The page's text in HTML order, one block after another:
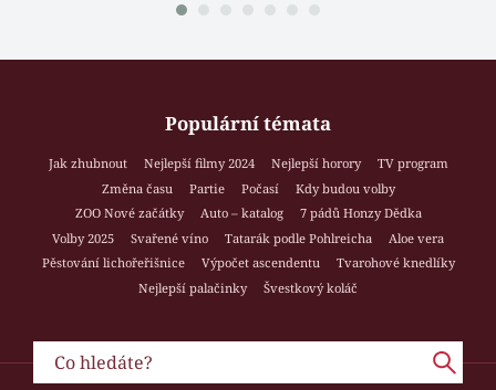
Populární témata
Jak zhubnout Nejlepší filmy 2024 Nejlepší horory
TV program
Změna času
Partie Počasí
Kdy budou volby
ZOO Nové začátky
Auto – katalog
7 pádů Honzy Dědka
Volby 2025
Svařené víno Tatarák podle Pohlreicha
Aloe vera
Pěstování lichořeřišnice
Výpočet ascendentu
Tvarohové knedlíky
Nejlepší palačinky
Švestkový koláč